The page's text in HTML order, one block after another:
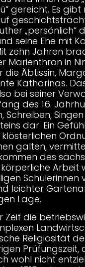
gereicht. Es gibt
„persönlich“
seine Ehe mit
zehn Jahren
Marienthron in
die Äbtissin,
Katharinas.
bei seiner
des 16.
Schreiben,
dar. Ein
galten,
des
Arbeit
Schülerinnen
leichter
Lage.
Zeit die
Religiosität
Prüfungszeit,
wohl nicht